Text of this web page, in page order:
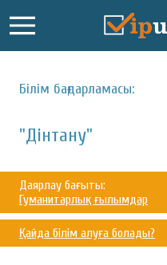
Білім бағдарламасы:
"Дінтану"
Даярлау бағыты:
Гуманитарлық ғылымдар
Қайда білім алуға болады?